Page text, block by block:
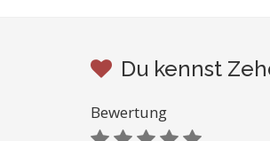
Du kennst
Bewertung